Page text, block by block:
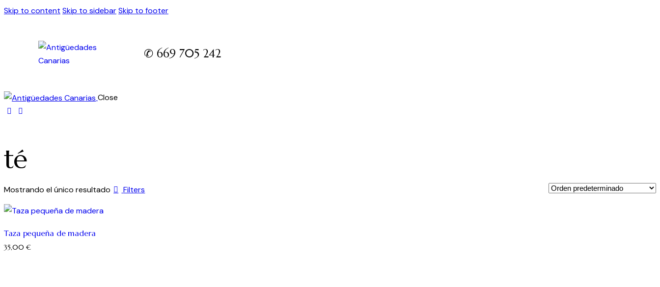
Skip to content Skip to sidebarSkip to footer
✆ 669 705 242
Close
té
Mostrando el único resultado Filters
Taza pequeña de madera
35,00 €